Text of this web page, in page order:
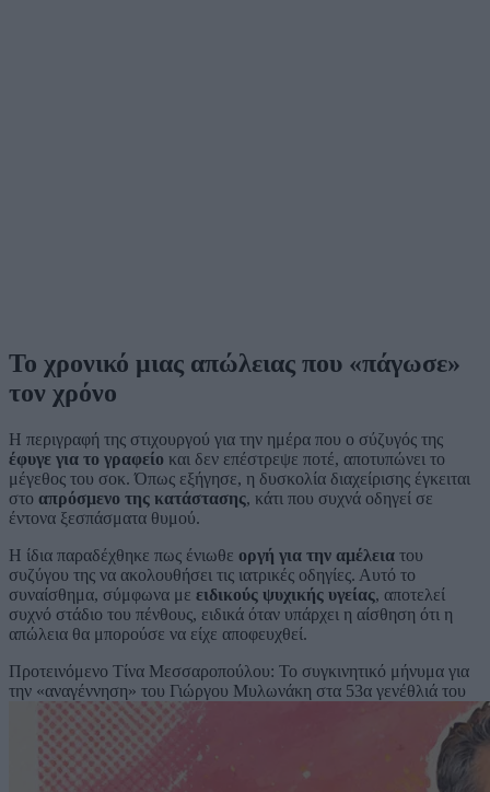
Το χρονικό μιας απώλειας που «πάγωσε»
τον χρόνο
Η περιγραφή της στιχουργού για την ημέρα που ο σύζυγός της
έφυγε για το γραφείο και δεν επέστρεψε ποτέ, αποτυπώνει το
μέγεθος του σοκ. Όπως εξήγησε, η δυσκολία διαχείρισης έγκειται
στο απρόσμενο της κατάστασης, κάτι που συχνά οδηγεί σε
έντονα ξεσπάσματα θυμού.
Η ίδια παραδέχθηκε πως ένιωθε οργή για την αμέλεια του
συζύγου της να ακολουθήσει τις ιατρικές οδηγίες. Αυτό το
συναίσθημα, σύμφωνα με ειδικούς ψυχικής υγείας, αποτελεί
συχνό στάδιο του πένθους, ειδικά όταν υπάρχει η αίσθηση ότι η
απώλεια θα μπορούσε να είχε αποφευχθεί.
Προτεινόμενο Τίνα Μεσσαροπούλου: Το συγκινητικό μήνυμα για
την «αναγέννηση» του Γιώργου Μυλωνάκη στα 53α γενέθλιά του